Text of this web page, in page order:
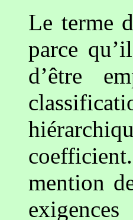
Le terme
parce
d’être
mention